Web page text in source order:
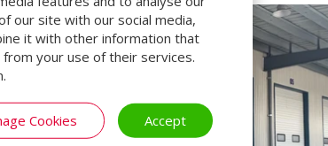
our site with our social media,
it with other information that
your use of their services.
Cookies Accept